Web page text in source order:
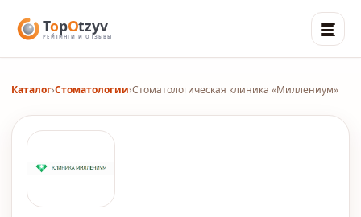
Каталог›Стоматологии›Стоматологическая клиника «Миллениум»